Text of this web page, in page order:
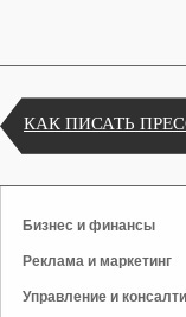
КАК ПИСАТЬ
Бизнес и финансы
Реклама и маркетинг
Управление и